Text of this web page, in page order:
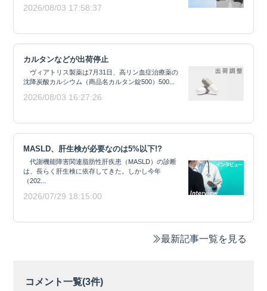
2026/08/03 17:58:37
カルタンなどが出荷停止
ヴィアトリス製薬は7月31日、高リン血症治療薬の
沈降炭酸カルシウム（商品名カルタン錠500）500...
2026/08/03 16:27:26
MASLD、肝生検が必要なのは5%以下!?
代謝機能障害関連脂肪性肝疾患（MASLD）の診断
は、長らく肝生検に依存してきた。しかし今年
（202...
2026/07/29 18:15:00
最新記事一覧を見る
コメント一覧(3件)